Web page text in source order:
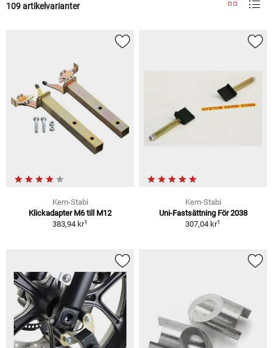
109 artikelvarianter
Kern-Stabi
Klickadapter M6 till M12
383,94 kr1
Kern-Stabi
Uni-Fastsättning För 2038
307,04 kr1